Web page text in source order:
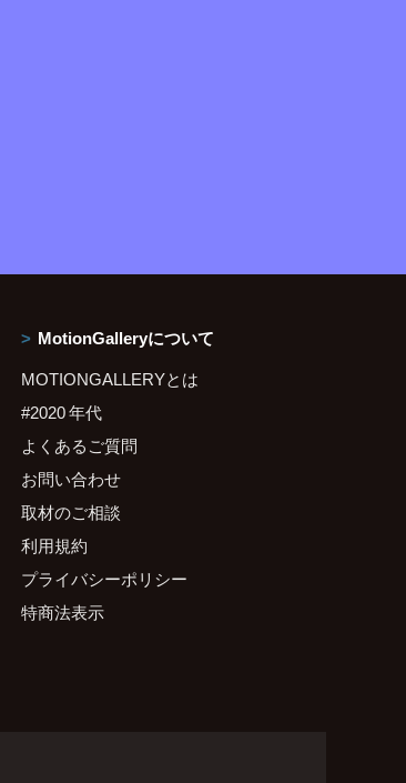
MotionGalleryについて
MOTIONGALLERYとは
#2020 年代
よくあるご質問
お問い合わせ
取材のご相談
利用規約
プライバシーポリシー
特商法表示